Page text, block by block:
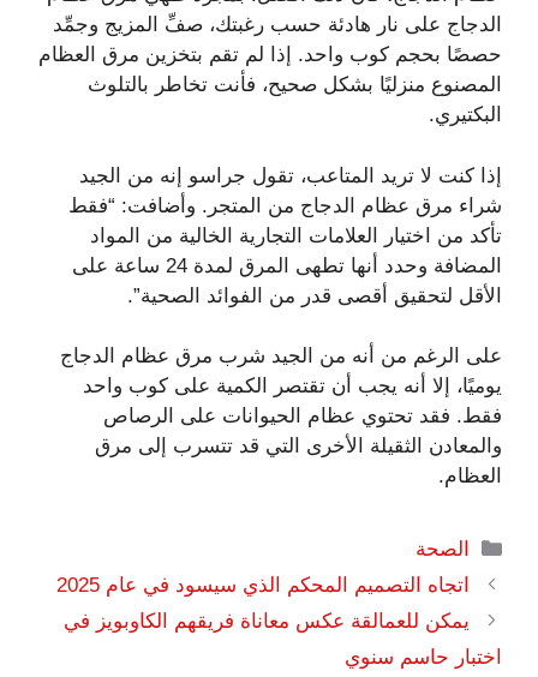
الدجاج على نار هادئة حسب رغبتك، صفِّ المزيج وجمِّد
حصصًا بحجم كوب واحد. إذا لم تقم بتخزين مرق العظام
المصنوع منزليًا بشكل صحيح، فأنت تخاطر بالتلوث
البكتيري.
إذا كنت لا تريد المتاعب، تقول جراسو إنه من الجيد
شراء مرق عظام الدجاج من المتجر. وأضافت: “فقط
تأكد من اختيار العلامات التجارية الخالية من المواد
المضافة وحدد أنها تطهى المرق لمدة 24 ساعة على
الأقل لتحقيق أقصى قدر من الفوائد الصحية”.
على الرغم من أنه من الجيد شرب مرق عظام الدجاج
يوميًا، إلا أنه يجب أن تقتصر الكمية على كوب واحد
فقط. فقد تحتوي عظام الحيوانات على الرصاص
والمعادن الثقيلة الأخرى التي قد تتسرب إلى مرق
العظام.
التصنيفات
الصحة
اتجاه التصميم المحكم الذي سيسود في عام 2025
يمكن للعمالقة عكس معاناة فريقهم الكاوبويز في
اختبار حاسم سنوي